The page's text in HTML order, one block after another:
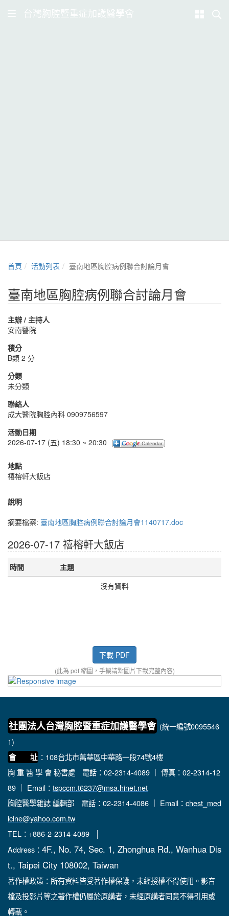
台灣胸腔暨重症加護醫學會
首頁 活動列表 臺南地區胸腔病例聯合討論月會
臺南地區胸腔病例聯合討論月會
主辦 / 主持人
安南醫院
積分
B類 2 分
分類
未分類
聯絡人
成大醫院胸腔內科 0909756597
活動日期
2026-07-17 (五) 18:30 ~ 20:30
地點
禧榕軒大飯店
說明
摘要檔案: 臺南地區胸腔病例聯合討論月會1140717.doc
2026-07-17 禧榕軒大飯店
時間
主題
沒有資料
下載 PDF
(此為 pdf 縮圖，手機請點圖片下載完整內容)
社團法人台灣胸腔暨重症加護醫學會 (統一編號0095546
1)
會 址 ：108台北市萬華區中華路一段74號4樓
胸 重 醫 學 會 秘書處 電話：02-2314-4089 ｜ 傳真：02-2314-12
89 ｜ Email： tspccm.t6237@msa.hinet.net
胸腔醫學雜誌 編輯部 電話：02-2314-4086 ｜ Email： chest_med
icine@yahoo.com.tw
TEL：+886-2-2314-4089 │
Address： 4F., No. 74, Sec. 1, Zhonghua Rd., Wanhua Dis
t., Taipei City 108002, Taiwan
著作權政策：所有資料皆受著作權保護，未經授權不得使用。影音
檔及投影片等之著作權仍屬於原講者，未經原講者同意不得引用或
轉載。